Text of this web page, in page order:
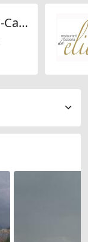
Bäckerei-Konditorei-Café Weber AG